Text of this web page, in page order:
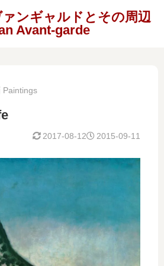
ンギャルドとその周辺
Avant-garde
Paintings
2015-09-11
2017-08-12